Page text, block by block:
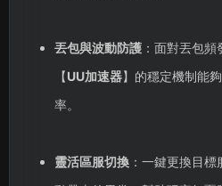
丟包與波動防護：面對丟包頻
【UU加速器】的穩定機制能
率。
靈活區服切換：一鍵更換目標